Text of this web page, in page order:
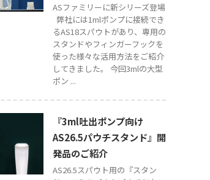
ASファミリーに新シリーズ登場
弊社には1mlポンプに接続でき
るAS18スパウトがあり、専用の
スタンドやフィンガーフックを
使った様々な活用方法をご紹介
してきました。 今回3mlの大型
ポン ...
『3ml吐出ポンプ向け
AS26.5パウチスタンド』開
発品のご紹介
AS26.5スパウト用の『スタン